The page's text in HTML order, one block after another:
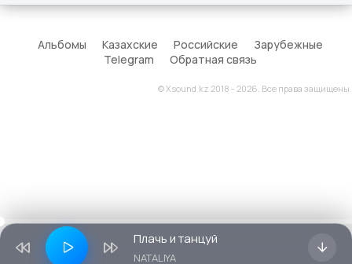
Альбомы Казахские Российские
Зарубежные
Telegram
Обратная связь
© Xsound.kz 2018 - 2026. Все права защищены.
Плачь и танцуй
NATALIYA